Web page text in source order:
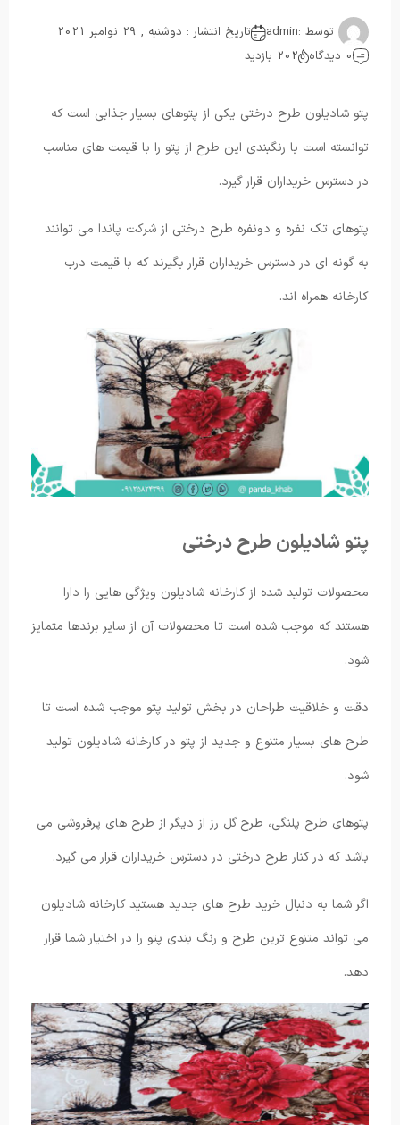
توسط :admin
تاریخ انتشار : دوشنبه , 29 نوامبر 2021
0 دیدگاه
202 بازدید
پتو شادیلون طرح درختی یکی از پتوهای بسیار جذابی است که
توانسته است با رنگبندی این طرح از پتو را با قیمت های مناسب
در دسترس خریداران قرار گیرد.
پتوهای تک نفره و دونفره طرح درختی از شرکت پاندا می ‌توانند
به گونه ‌ای در دسترس خریداران قرار بگیرند که با قیمت درب
کارخانه همراه اند.
پتو شادیلون طرح درختی
محصولات تولید شده از کارخانه شادیلون ویژگی هایی را دارا
هستند که موجب شده است تا محصولات آن از سایر برندها متمایز
شود.
دقت و خلاقیت طراحان در بخش تولید پتو موجب شده است تا
طرح های بسیار متنوع و جدید از پتو در کارخانه شادیلون تولید
شود.
پتوهای طرح پلنگی، طرح گل رز از دیگر از طرح های پرفروشی می
باشد که در کنار طرح درختی در دسترس خریداران قرار می ‌گیرد.
اگر شما به دنبال خرید طرح های جدید هستید کارخانه شادیلون
می تواند متنوع ترین طرح و رنگ بندی پتو را در اختیار شما قرار
دهد.